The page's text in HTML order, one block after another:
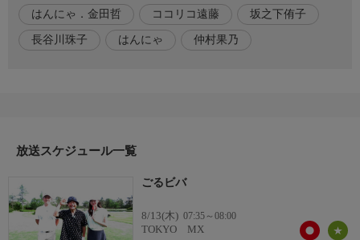
哲がラウンド！「○○してはいけないゴルフ」といったお題が毎回
ラウンドごとに設定され、笑いありナイスショットありの見せ場
やプレーが盛りだくさんです。
回出題されるお題に翻弄されながら生まれる様々なドラマと笑い
出演者
【出演者】
ココリコ遠藤章造、はんにゃ．金田哲、坂之下侑子（プロゴルフ
はんにゃ．金田哲 ココリコ遠藤 坂之下侑子
長谷川珠子 はんにゃ 仲村果乃
放送スケジュール一覧
ごるビバ
8/13(木) 07:35～08:00
TOKYO MX